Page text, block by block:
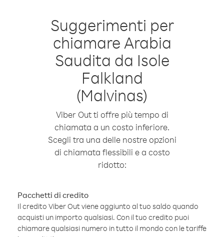
Suggerimenti per
chiamare Arabia
Saudita da Isole
Falkland
(Malvinas)
Viber Out ti offre più tempo di
chiamata a un costo inferiore.
Scegli tra una delle nostre opzioni
di chiamata flessibili e a costo
ridotto:
Pacchetti di credito
Il credito Viber Out viene aggiunto al tuo saldo quando
acquisti un importo qualsiasi. Con il tuo credito puoi
chiamare qualsiasi numero in tutto il mondo con le tariffe